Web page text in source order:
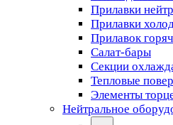
Прилавки
Прилавки
Прилавок
Салат-бары
Секции
Тепловые
Элементы
Нейтральное